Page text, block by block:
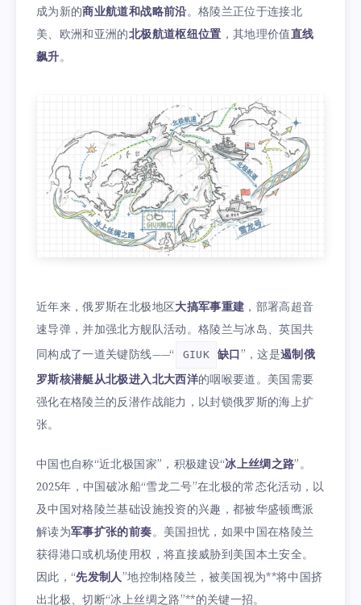
成为新的商业航道和战略前沿。格陵兰正位于连接北
美、欧洲和亚洲的北极航道枢纽位置 ，其地理价值直线
飙升。
近年来，俄罗斯在北极地区大搞军事重建 ，部署高超音
速导弹，并加强北方舰队活动。格陵兰与冰岛、英国共
同构成了一道关键防线——“
GIUK 缺口”，这是遏制俄
罗斯核潜艇从北极进入北大西洋的咽喉要道。美国需要
强化在格陵兰的反潜作战能力，以封锁俄罗斯的海上扩
张。
中国也自称“近北极国家”，积极建设“冰上丝绸之路”。
2025年，中国破冰船“雪龙二号”在北极的常态化活动，以
及中国对格陵兰基础设施投资的兴趣，都被华盛顿鹰派
解读为军事扩张的前奏。美国担忧，如果中国在格陵兰
获得港口或机场使用权，将直接威胁到美国本土安全。
因此，“先发制人”地控制格陵兰，被美国视为**将中国挤
出北极、切断“冰上丝绸之路”**的关键一招。